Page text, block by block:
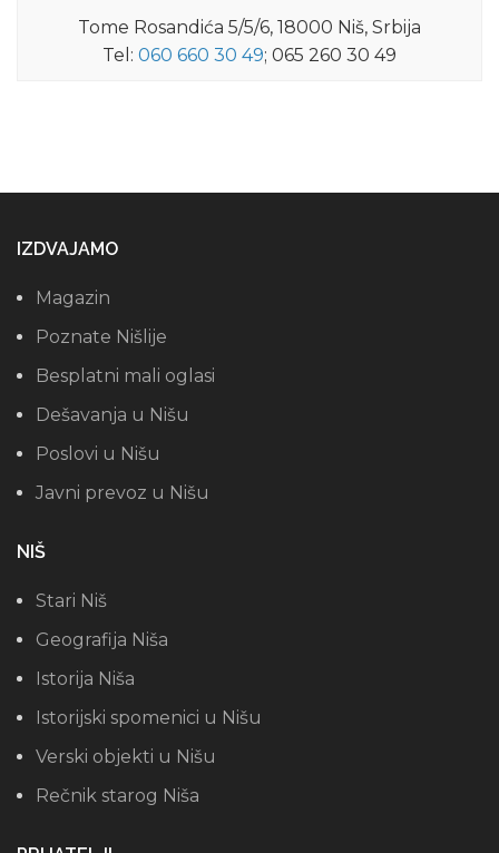
Tome Rosandića 5/5/6, 18000 Niš, Srbija
Tel: 060 660 30 49; 065 260 30 49
IZDVAJAMO
Magazin
Poznate Nišlije
Besplatni mali oglasi
Dešavanja u Nišu
Poslovi u Nišu
Javni prevoz u Nišu
NIŠ
Stari Niš
Geografija Niša
Istorija Niša
Istorijski spomenici u Nišu
Verski objekti u Nišu
Rečnik starog Niša